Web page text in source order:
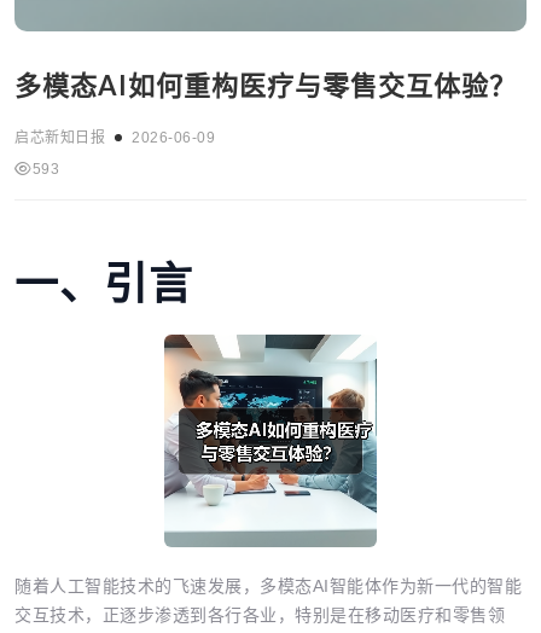
多模态AI如何重构医疗与零售交互体验？
启芯新知日报
2026-06-09
593
一、引言
随着人工智能技术的飞速发展，多模态AI智能体作为新一代的智能
交互技术，正逐步渗透到各行各业，特别是在移动医疗和零售领